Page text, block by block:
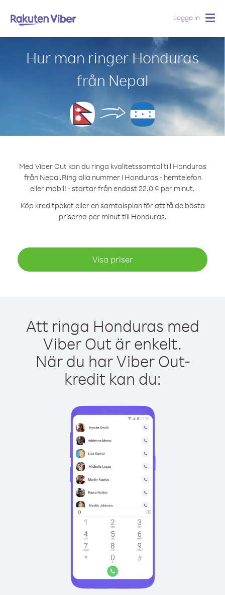
Logga in
Hur man ringer Honduras
från Nepal
Med Viber Out kan du ringa kvalitetssamtal till Honduras
från Nepal.Ring alla nummer i Honduras - hemtelefon
eller mobil! - startar från endast 22.0 ¢ per minut.
Köp kreditpaket eller en samtalsplan för att få de bästa
priserna per minut till Honduras.
Visa priser
Att ringa Honduras med
Viber Out är enkelt.
När du har Viber Out-
kredit kan du: